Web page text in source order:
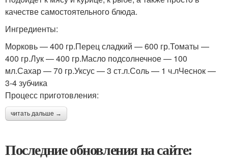
качестве самостоятельного блюда.
Ингредиенты:
Морковь — 400 гр.Перец сладкий — 600 гр.Томаты —
400 гр.Лук — 400 гр.Масло подсолнечное — 100
мл.Сахар — 70 гр.Уксус — 3 ст.л.Соль — 1 ч.лЧеснок —
3-4 зубчика
Процесс приготовления:
читать дальше →
Последние обновления на сайте: